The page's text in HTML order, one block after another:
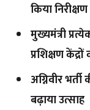
किया निरीक्षण
मुख्यमंत्री
प्रशिक्षण
अग्निवीर
बढ़ाया उत्साह